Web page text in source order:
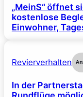
„MeinS“ öffnet
kostenlose
Einwohner,
Revierverhalten
In der